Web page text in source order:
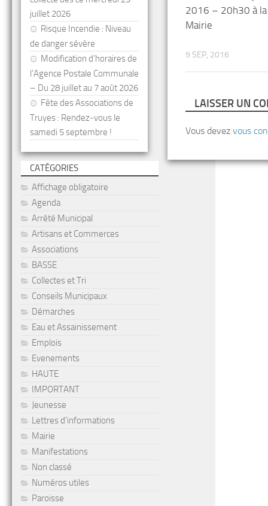
2016 – 20h30 à la
Mairie
9 SEP, 2016
LAISSER UN
Vous devez vous
juillet 2026
Risque Incendie : Niveau
de danger sévère
Modification d’horaires de
l’Agence Postale Communale
– Du 28 juillet au 7 août 2026
Fête des Associations de
Truyes : Rendez-vous le
samedi 5 septembre !
CATÉGORIES
Affichage obligatoire
Agenda
Arrêté Municipal
Artisans et Commerces
Associations
BASSE
Collectes et Tri
Conseils Municipaux
Démarches
Eau et Assainissement
Emplois
Evenements
HAUTE
IMPORTANT
Jeunesse
Lettres d'informations
Mairie
Manifestations
Non classé
Numéros utiles
Paroisse